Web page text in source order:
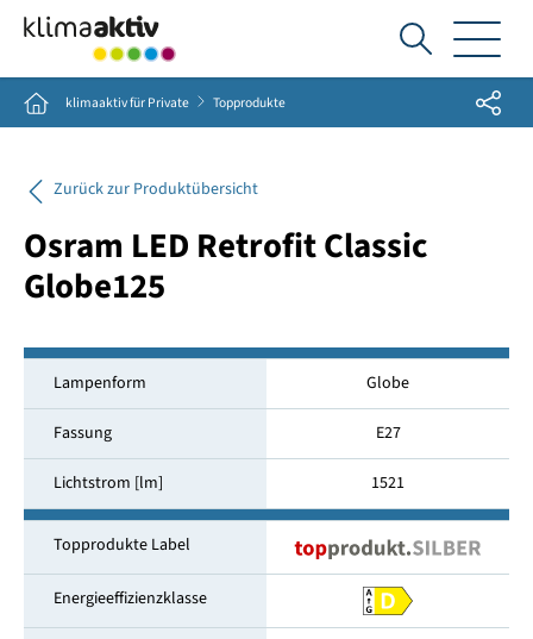
Ich
suche...
Home klimaaktiv für Private Topprodukte Share
Zurück zur Produktübersicht
Osram LED Retrofit Classic
Globe125
Lampenform Globe
Fassung E27
Lichtstrom [lm] 1521
Topprodukte Label
Energieeffizienzklasse